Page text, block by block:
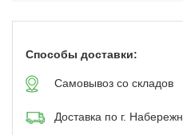
Способы доставки:
Самовывоз со складов
Доставка по г.